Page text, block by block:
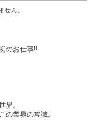
せん。
のお仕事!!
界。
の業界の常識。